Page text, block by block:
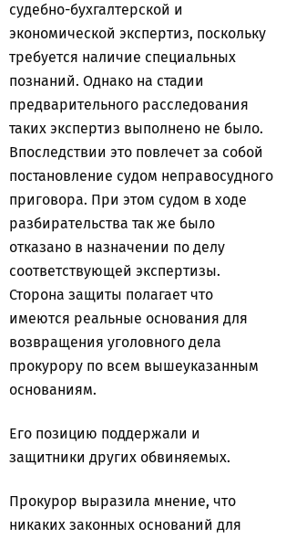
судебно-бухгалтерской и
экономической экспертиз, поскольку
требуется наличие специальных
познаний. Однако на стадии
предварительного расследования
таких экспертиз выполнено не было.
Впоследствии это повлечет за собой
постановление судом неправосудного
приговора. При этом судом в ходе
разбирательства так же было
отказано в назначении по делу
соответствующей экспертизы.
Сторона защиты полагает что
имеются реальные основания для
возвращения уголовного дела
прокурору по всем вышеуказанным
основаниям.
Его позицию поддержали и
защитники других обвиняемых.
Прокурор выразила мнение, что
никаких законных оснований для